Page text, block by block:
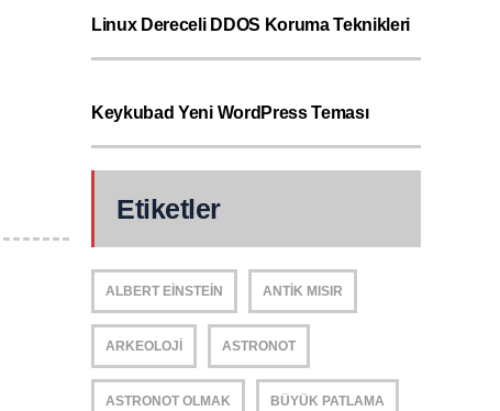
Linux Dereceli DDOS Koruma Teknikleri
Keykubad Yeni WordPress Teması
Etiketler
ALBERT EINSTEIN ANTIK MISIR
ARKEOLOJI ASTRONOT
ASTRONOT OLMAK BÜYÜK PATLAMA